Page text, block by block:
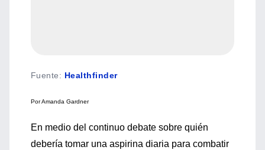
Fuente: Healthfinder
Por Amanda Gardner
En medio del continuo debate sobre quién
debería tomar una aspirina diaria para combatir